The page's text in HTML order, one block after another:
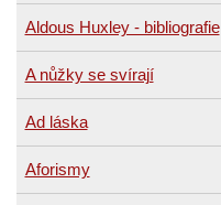
Aldous Huxley - bibliografie
A nůžky se svírají
Ad láska
Aforismy